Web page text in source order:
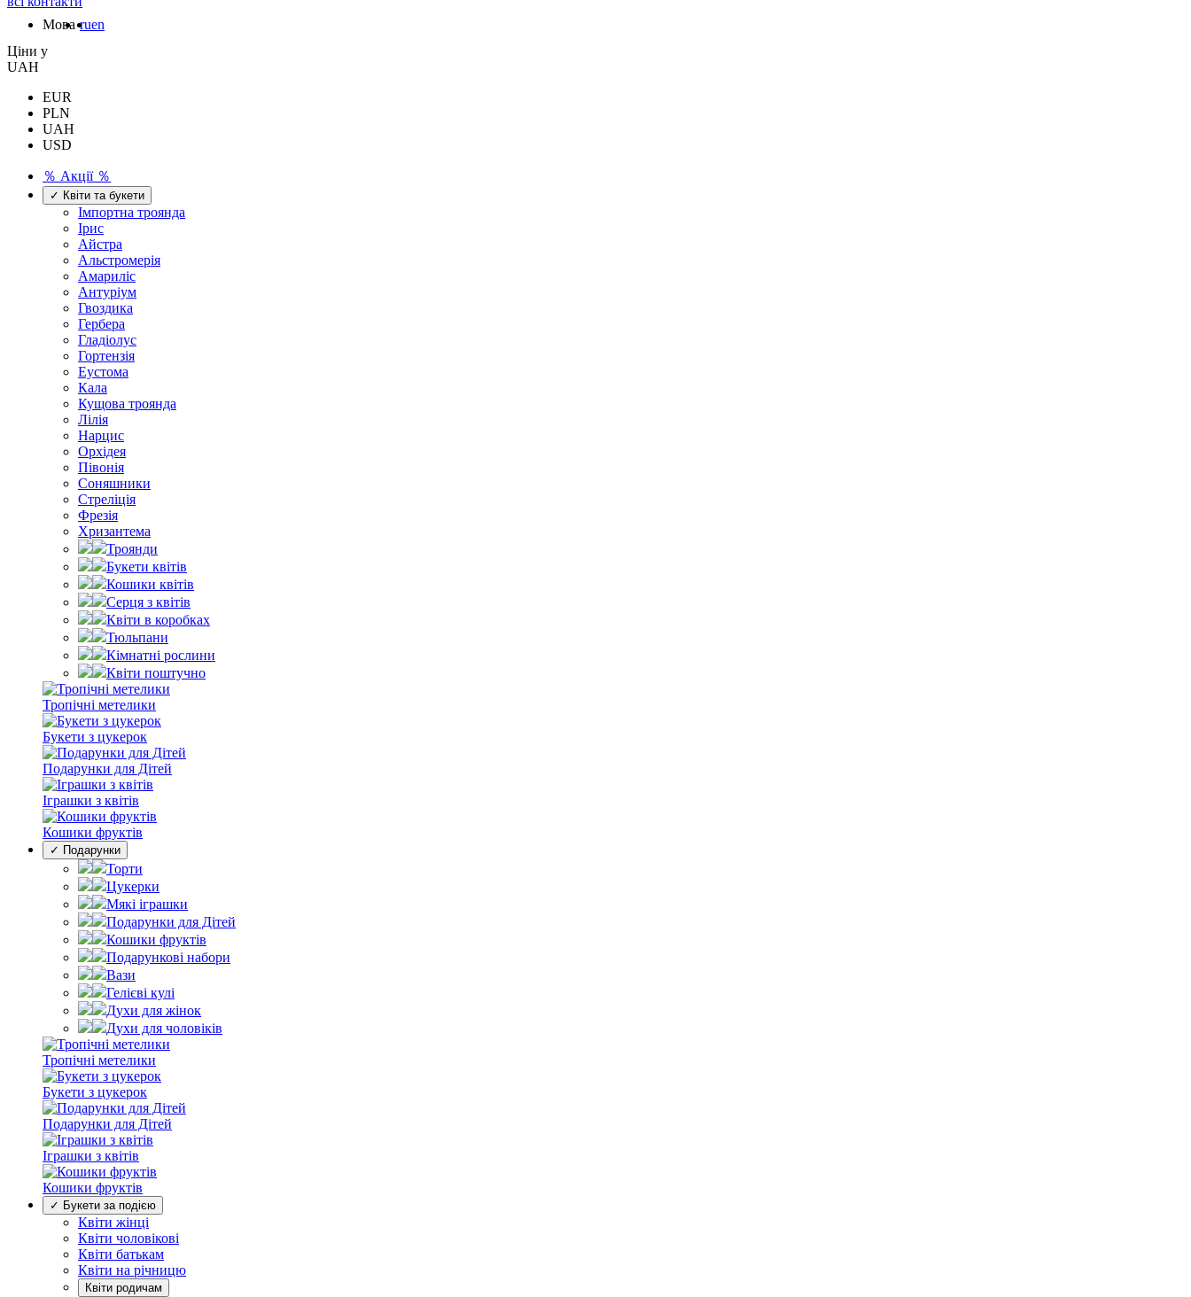
Мова ruen
Цiни у
UAH
EUR
PLN
UAH
USD
％ Акції ％
✓ Квіти та букети
Імпортна троянда
Ірис
Айстра
Альстромерія
Амариліс
Антуріум
Гвоздика
Гербера
Гладіолус
Гортензія
Еустома
Кала
Кущова троянда
Лілія
Нарцис
Орхідея
Півонія
Соняшники
Стреліція
Фрезія
Хризантема
Троянди
Букети квітів
Кошики квітів
Серця з квітів
Квіти в коробках
Тюльпани
Кімнатні рослини
Квіти поштучно
Тропічні метелики
Букети з цукерок
Подарунки для Дітей
Іграшки з квітів
Кошики фруктів
✓ Подарунки
Торти
Цукерки
Мякі іграшки
Подарунки для Дітей
Кошики фруктів
Подарункові набори
Вази
Гелієві кулі
Духи для жінок
Духи для чоловіків
Тропічні метелики
Букети з цукерок
Подарунки для Дітей
Іграшки з квітів
Кошики фруктів
✓ Букети за подією
Квіти жінці
Квіти чоловікові
Квіти батькам
Квіти на річницю
Квіти родичам